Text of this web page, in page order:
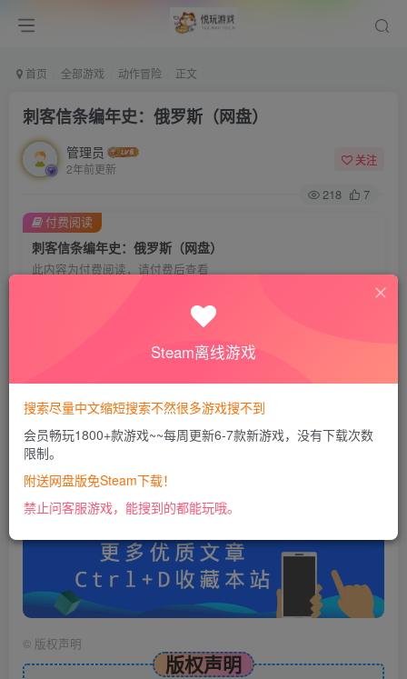
首页 全部游戏 动作冒险 正文
刺客信条编年史：俄罗斯（网盘）
管理员
2年前更新
关注
218 7
刺客信条编年史：俄罗斯（网盘）
此内容为付费阅读，请付费后查看
悦玩币 7
免费
您当前未登录！建议登陆后购买，可保存购买订单
付费阅读
账号密码错误或需要验证码，进售后扣裙1050974489
使用教程：
https://docs.qq.com/doc/DU0VHUUFRS2xDa1Jp
© 版权声明
版权声明
Steam离线游戏
搜索尽量中文缩短搜索不然很多游戏搜不到
会员畅玩1800+款游戏~~每周更新6-7款新游戏，没有下载次数
限制。
附送网盘版免Steam下载！
禁止问客服游戏，能搜到的都能玩哦。